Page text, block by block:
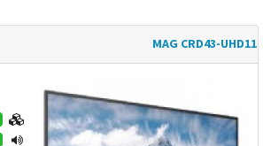
MAG CRD43-UHD11